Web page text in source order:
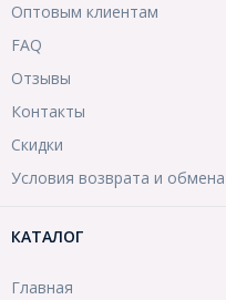
Оптовым клиентам
FAQ
Отзывы
Контакты
Скидки
Условия возврата и обмена
КАТАЛОГ
Главная